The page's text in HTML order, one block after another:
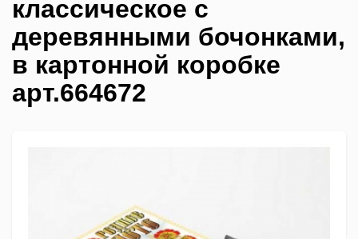
классическое с
деревянными бочонками,
в картонной коробке
арт.664672